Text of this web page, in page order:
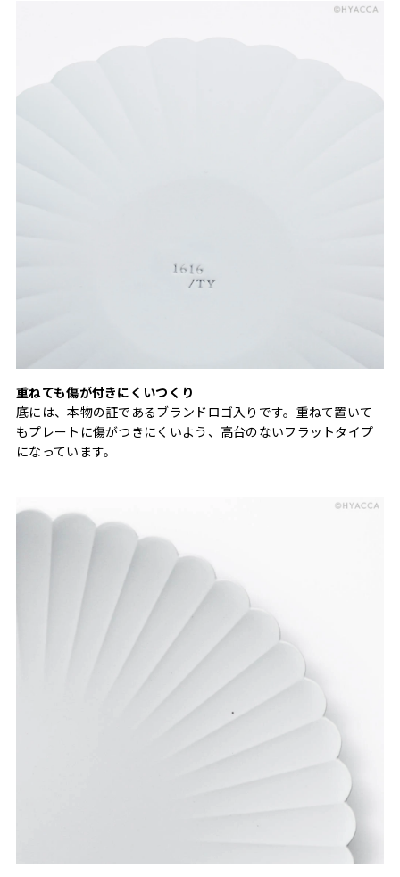
重ねても傷が付きにくいつくり
底には、本物の証であるブランドロゴ入りです。重ねて置いて
もプレートに傷がつきにくいよう、高台のないフラットタイプ
になっています。